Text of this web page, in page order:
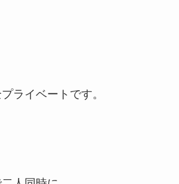
ライベートです。